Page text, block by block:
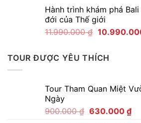
Hành trình khám phá
đới của Thế giới
11.990.000₫
TOUR ĐƯỢC YÊU THÍCH
Tour Tham Quan Miệt
Ngày
900.000₫ 630.000 ₫